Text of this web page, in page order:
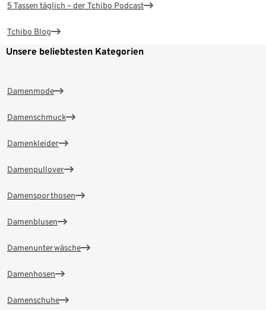
5 Tassen täglich – der Tchibo Podcast
Tchibo Blog
Unsere beliebtesten Kategorien
Damenmode
Damenschmuck
Damenkleider
Damenpullover
Damensporthosen
Damenblusen
Damenunterwäsche
Damenhosen
Damenschuhe